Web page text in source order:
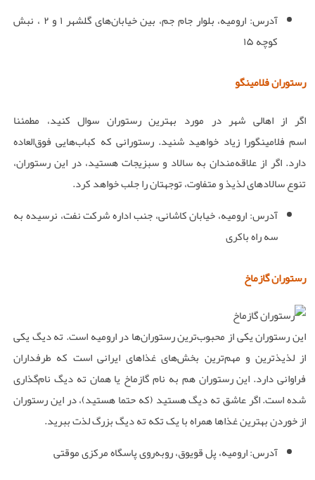
آدرس: ارومیه، بلوار جام جم، بین خیابان‌های گلشهر ۱ و ۲ ، نبش
کوچه ۱۵
رستوران فلامینگو
اگر از اهالی شهر در مورد بهترین رستوران سوال کنید، مطمئنا
اسم فلامینگورا زیاد خواهید شنید. رستورانی که کباب‌هایی فوق‌العاده
دارد. اگر از علاقه‌مندان به سالاد و سبزیجات هستید، در این رستوران،
تنوع سالادهای لذیذ و متفاوت، توجهتان را جلب خواهد کرد.
آدرس: ارومیه، خیابان کاشانی، جنب اداره شرکت نفت، نرسیده به
سه راه باکری
رستوران گازماخ
این رستوران یکی از محبوب‌ترین رستوران‌ها در ارومیه است. ته دیگ یکی
از لذیذترین و مهم‌ترین بخش‌های غذاهای ایرانی است که طرفداران
فراوانی دارد. این رستوران هم به نام گازماخ یا همان ته دیگ نام‌گذاری
شده است. اگر عاشق ته دیگ هستید (که حتما هستید)، در این رستوران
از خوردن بهترین غذاها همراه با یک تکه ته دیگ بزرگ لذت ببرید.
آدرس: ارومیه، پل قویوق، روبه‌روی پاسگاه مرکزی موقتی